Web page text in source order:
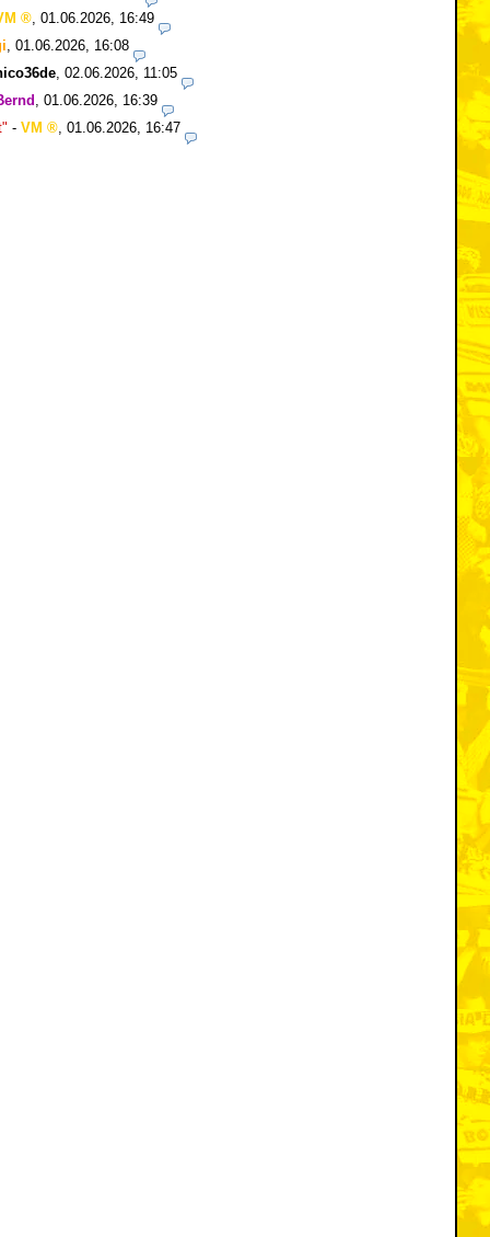
01.06.2026, 16:49
01.06.2026, 16:08
02.06.2026, 11:05
01.06.2026, 16:39
- VM 01.06.2026, 16:47